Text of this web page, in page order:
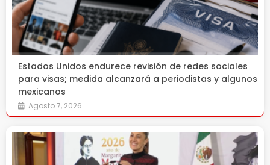
Estados Unidos endurece revisión de redes sociales
para visas; medida alcanzará a periodistas y algunos
mexicanos
Agosto 7, 2026